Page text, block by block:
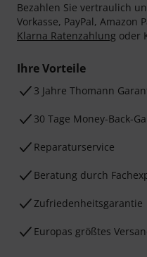
Bezahlen Sie vertraulich
Vorkasse, PayPal, Amazon
Klarna Ratenzahlung oder
Ihre Vorteile
3 Jahre Thomann
30 Tage Money-Back-
Reparaturservice
Beratung durch
Zufriedenheitsgarantie
Europas größtes